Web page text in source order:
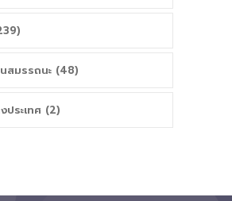
สมรรถนะ (48)
ประเทศ (2)